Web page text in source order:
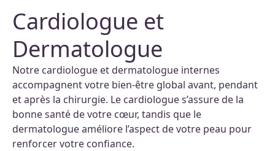
Cardiologue et
Dermatologue
Notre cardiologue et dermatologue internes
accompagnent votre bien-être global avant, pendant
et après la chirurgie. Le cardiologue s’assure de la
bonne santé de votre cœur, tandis que le
dermatologue améliore l’aspect de votre peau pour
renforcer votre confiance.